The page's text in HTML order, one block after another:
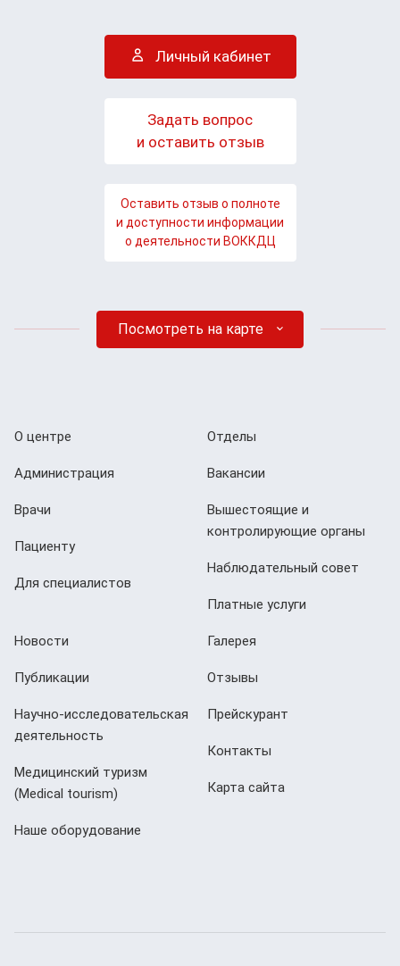
Личный кабинет
Задать вопрос
и оставить отзыв
Оставить отзыв о полноте
и доступности информации
о деятельности ВОККДЦ
Посмотреть на карте
О центре
Администрация
Врачи
Пациенту
Для специалистов
Отделы
Вакансии
Вышестоящие и
контролирующие органы
Наблюдательный совет
Платные услуги
Новости
Публикации
Научно-исследовательская
деятельность
Медицинский туризм
(Мedical tourism)
Наше оборудование
Галерея
Отзывы
Прейскурант
Контакты
Карта сайта